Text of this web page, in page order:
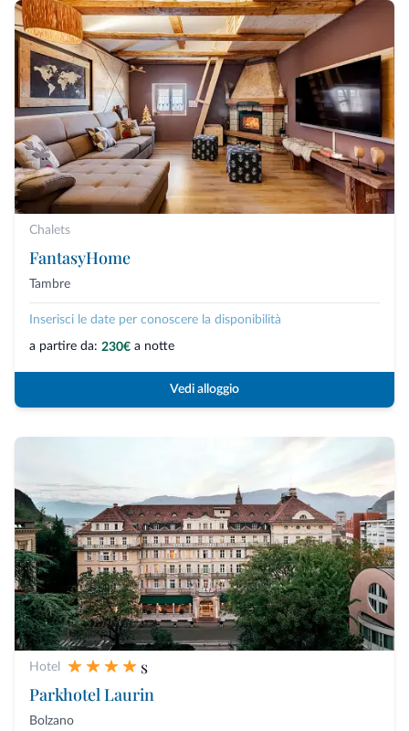
Chalets
FantasyHome
Tambre
Inserisci le date per conoscere la disponibilità
a partire da: 230€ a notte
Vedi alloggio
Hotel
s
Parkhotel Laurin
Bolzano